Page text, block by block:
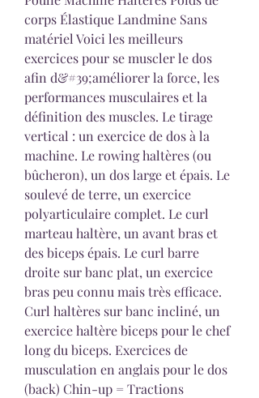
corps Élastique Landmine Sans
matériel Voici les meilleurs
exercices pour se muscler le dos
afin d&#39;améliorer la force, les
performances musculaires et la
définition des muscles. Le tirage
vertical : un exercice de dos à la
machine. Le rowing haltères (ou
bûcheron), un dos large et épais. Le
soulevé de terre, un exercice
polyarticulaire complet. Le curl
marteau haltère, un avant bras et
des biceps épais. Le curl barre
droite sur banc plat, un exercice
bras peu connu mais très efficace.
Curl haltères sur banc incliné, un
exercice haltère biceps pour le chef
long du biceps. Exercices de
musculation en anglais pour le dos
(back) Chin-up = Tractions